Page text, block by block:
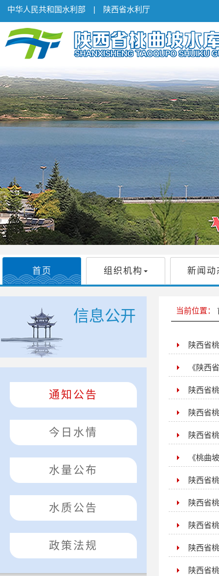
中华人民共和国水利部 陕西省水利厅
首页 组织机构 新闻动
信息公开
通知公告
今日水情
水量公布
水质公告
政策法规
当前位置：
陕西省
《陕西
陕西省
陕西省
陕西省
《桃曲
陕西省
陕西省
陕西省
陕西省
陕西省